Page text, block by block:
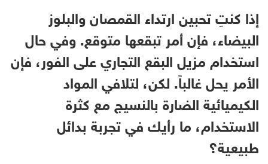
إذا كنتِ تحبين ارتداء القمصان والبلوز
البيضاء، فإن أمر تبقعها متوقع. وفي حال
استخدام مزيل البقع التجاري على الفور، فإن
الأمر يحل غالباً. لكن، لتلافي المواد
الكيميائية الضارة بالنسيج مع كثرة
الاستخدام، ما رأيك في تجربة بدائل
طبيعية؟